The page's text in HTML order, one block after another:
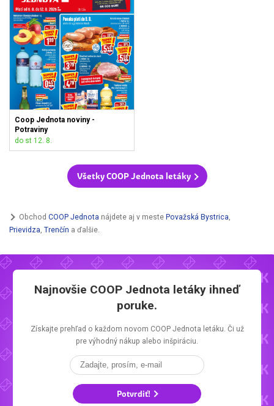
Coop Jednota noviny -
Potraviny
do st 12. 8.
Všetky COOP Jednota letáky
Obchod COOP Jednota nájdete aj v meste Považská Bystrica,
Prievidza, Trenčín a ďalšie.
Najnovšie COOP Jednota letáky ihneď
poruke.
Získajte prehľad o každom novom COOP Jednota letáku. Či už
pre výhodný nákup alebo inšpiráciu.
Potvrdiť!